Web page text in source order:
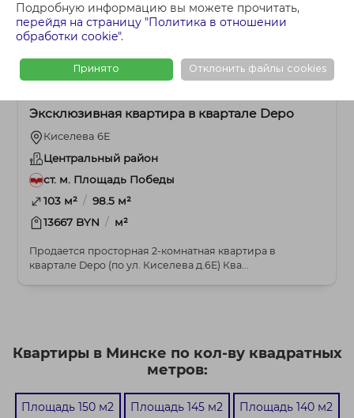
Подробную информацию вы можете прочитать,
перейдя на страницу "Политика в отношении
обработки cookie".
Принято Отклонить файлы cookies
2-комнатная 1 354 325 BYN
Эксклюзивная квартира в квартале Depo
Киселева 6Е
Центральный район
ст. м. Площадь Победы
103 м² / 98.5 м²
13667 BYN / м²
Продается просторная 2-комнатная квартира в
квартале Depo (по ул. Киселева д.6Е) Ква...
Квартиры в Минске по кол-ву квадратных
метров:
Площадь 150 м2 Площадь 145 м2 Площадь 140 м2